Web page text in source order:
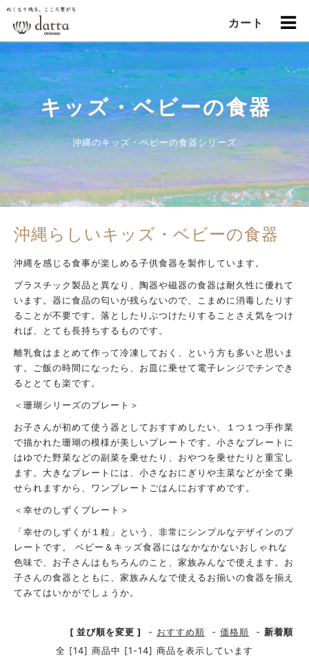
カート
キッズ・ベビーの食器
沖縄のキッズ・ベビーの食器シリーズ
沖縄らしいキッズ・ベビーの食器
沖縄を感じる食事が楽しめる子供食器を製作しています。
プラスチック製品と異なり、陶器や磁器の食器は耐久性に優れて
います。器に食品の匂いが残らないので、こまめに消毒したりす
ることが不要です。落としたりぶつけたりすることさえ気をつけ
れば、とても長持ちするものです。
離乳食はまとめて作って冷凍しておく、という方も多いと思いま
す。ご飯の時間になったら、お皿に乗せて電子レンジでチンでき
るととても楽です。
＜珊瑚シリーズのプレート＞
お子さんが初めて使う器としておすすめしたい、１つ１つ手作業
で描かれた珊瑚の模様が美しいプレートです。小さなプレートに
はゆでた野菜などの副菜を乗せたり、おやつを乗せたりと重宝し
ます。大きなプレートには、小さなおにぎりや主菜などが全て乗
せられますから、ワンプレートごはんにおすすめです。
＜幸せのしずくプレート＞
「幸せのしずくが１粒」という、非常にシンプルなデザインのプ
レートです。 ベビー＆キッズ食器にはなかなかないおしゃれな
色味で、お子さんはもちろんのこと、家族みんなで使えます。お
子さんの食器とともに、家族みんなで使えるお揃いの食器を揃え
てみてはいかがでしょうか。
[ 並び順を変更 ] - おすすめ順 -価格順 -新着順
全 [14] 商品中 [1-14] 商品を表示しています